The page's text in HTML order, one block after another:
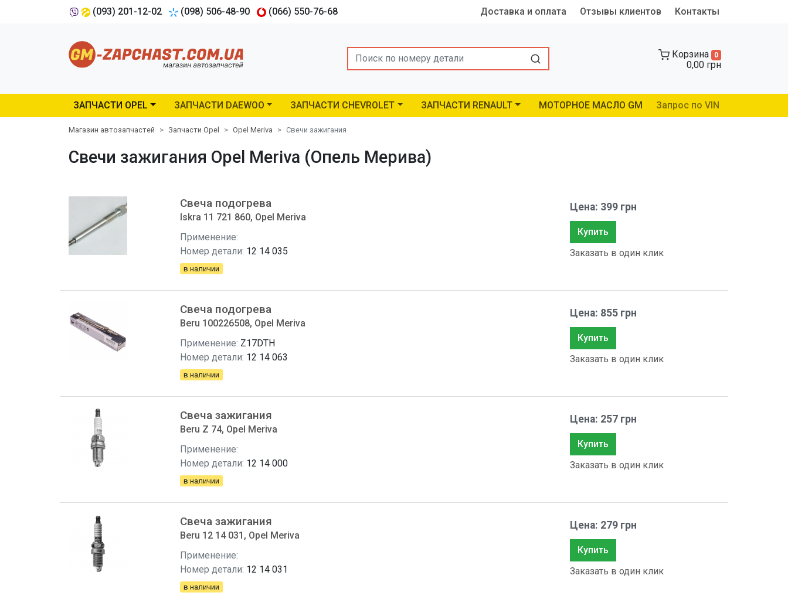
(093) 201-12-02 (098) 506-48-90 (066) 550-76-68 Доставка и оплата Отзывы клиентов Контакты
Search Корзина 0
0,00 грн
ЗАПЧАСТИ OPEL ЗАПЧАСТИ DAEWOO ЗАПЧАСТИ CHEVROLET ЗАПЧАСТИ RENAULT МОТОРНОЕ МАСЛО GM Запрос по VIN
Магазин автозапчастей Запчасти Opel Opel Meriva Свечи зажигания
Свечи зажигания Opel Meriva (Опель Мерива)
Свеча подогрева
Iskra 11 721 860, Opel Meriva
Применение:
Номер детали: 12 14 035
в наличии
Цена: 399 грн
Купить
Заказать в один клик
Свеча подогрева
Beru 100226508, Opel Meriva
Применение: Z17DTH
Номер детали: 12 14 063
в наличии
Цена: 855 грн
Купить
Заказать в один клик
Свеча зажигания
Beru Z 74, Opel Meriva
Применение:
Номер детали: 12 14 000
в наличии
Цена: 257 грн
Купить
Заказать в один клик
Свеча зажигания
Beru 12 14 031, Opel Meriva
Применение:
Номер детали: 12 14 031
в наличии
Цена: 279 грн
Купить
Заказать в один клик